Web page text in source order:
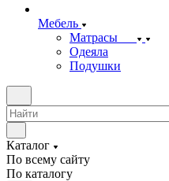
Мебель
Матрасы
Одеяла
Подушки
Каталог
По всему сайту
По каталогу